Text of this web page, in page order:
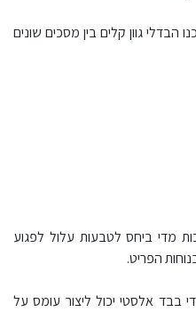
גוון קלים בין מסכים שונים
מדי ביחס לטבעות עלול לפגוע
הפריט.
בבד אלסטי יכול ליצור עומס על